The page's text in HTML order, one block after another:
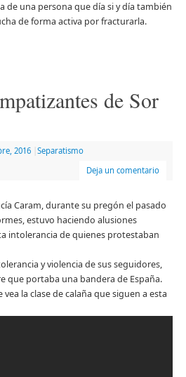
de una persona que día si y día también
de forma activa por fracturarla.
de Sor
2016
Separatismo
Deja un comentario
Caram, durante su pregón el pasado
estuvo haciendo alusiones
intolerancia de quienes protestaban
y violencia de sus seguidores,
que portaba una bandera de España.
la clase de calaña que siguen a esta